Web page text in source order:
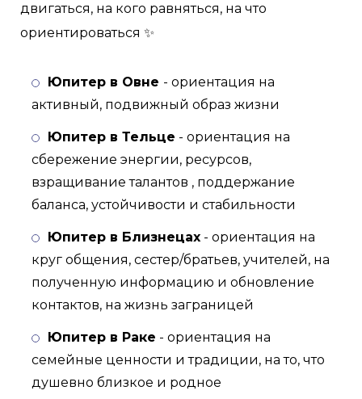
двигаться, на кого равняться, на что
ориентироваться ✨
Юпитер в Овне - ориентация на
активный, подвижный образ жизни
Юпитер в Тельце - ориентация на
сбережение энергии, ресурсов,
взращивание талантов , поддержание
баланса, устойчивости и стабильности
Юпитер в Близнецах - ориентация на
круг общения, сестер/братьев, учителей, на
полученную информацию и обновление
контактов, на жизнь заграницей
Юпитер в Раке - ориентация на
семейные ценности и традиции, на то, что
душевно близкое и родное